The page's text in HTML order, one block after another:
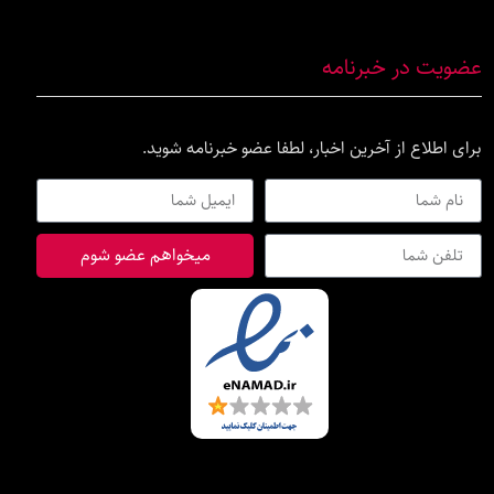
عضویت در خبرنامه
برای اطلاع از آخرین اخبار، لطفا عضو خبرنامه شوید.
میخواهم عضو شوم